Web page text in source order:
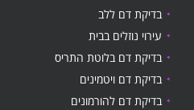
בדיקת דם ללב
עירוי נוזלים בבית
בדיקת דם בלוטת התריס
בדיקת דם ויטמינים
בדיקת דם להורמונים